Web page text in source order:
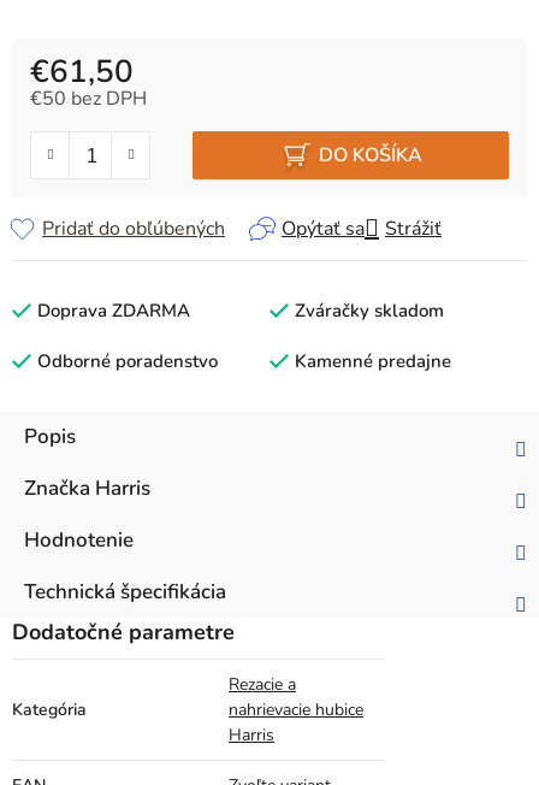
€61,50
€50 bez DPH
DO KOŠÍKA
Opýtať sa Strážiť
Pridať do obľúbených
Doprava ZDARMA Zváračky skladom
Odborné poradenstvo Kamenné predajne
Popis
Značka Harris
Hodnotenie
Technická špecifikácia
Dodatočné parametre
Kategória
Rezacie a
nahrievacie hubice
Harris